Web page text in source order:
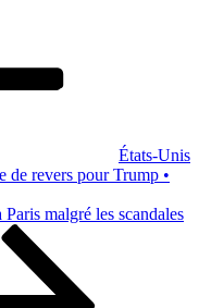
États-Unis
de revers pour Trump •
malgré les scandales